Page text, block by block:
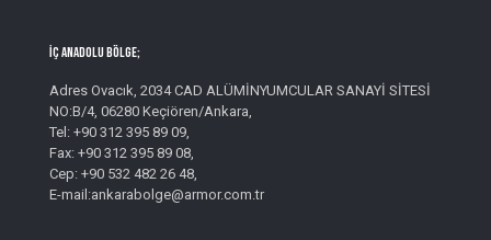
İç Anadolu Bölge;
Adres Ovacık, 2034 CAD ALÜMİNYUMCULAR SANAYİ SİTESİ
NO:B/4, 06280 Keçiören/Ankara,
Tel: +90 312 395 89 09,
Fax: +90 312 395 89 08,
Cep: +90 532 482 26 48,
E-mail:ankarabolge@armor.com.tr